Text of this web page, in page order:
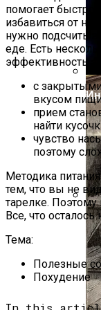
помогает быстро
избавиться от
нужно
еде. Есть
эффективность
с
вкусом
прием
найти
чувство
поэтому
Методика
тем, что вы не
тарелке.
Все, что
Тема:
Полезные
Похудение